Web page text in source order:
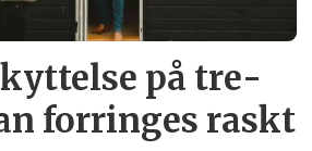
på tre­
forringes raskt